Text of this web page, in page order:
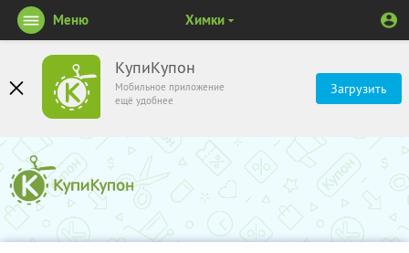
КупиКупон
Мобильное приложение
ещё удобнее
Загрузить
Меню Химки